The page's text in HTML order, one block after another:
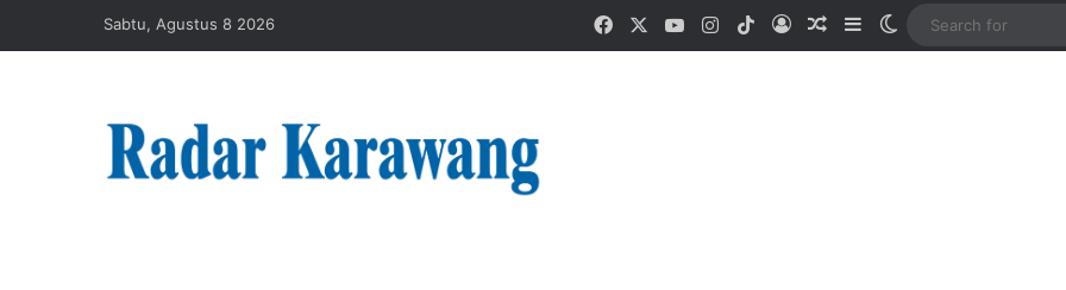
Sabtu, Agustus 8 2026 FacebookYouTubeInstagram
TikTokLog InRandom Article
SidebarSwitch skin